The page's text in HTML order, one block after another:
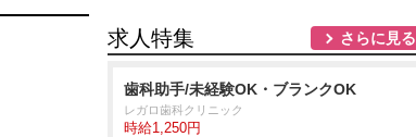
求人特集 さらに見る
歯科助手/未経験OK・ブランクOK
レガロ歯科クリニック
時給1,250円